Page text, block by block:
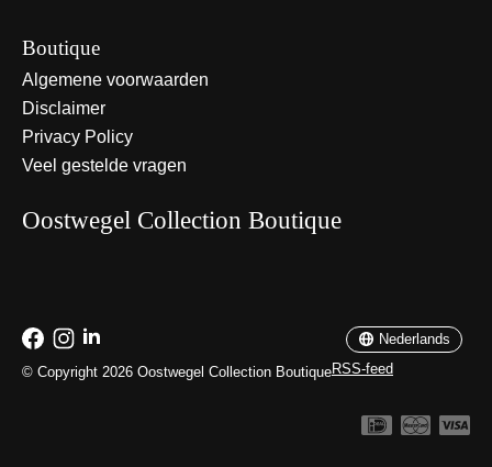
Boutique
Algemene voorwaarden
Disclaimer
Privacy Policy
Veel gestelde vragen
Oostwegel Collection Boutique
© Copyright 2026 Oostwegel Collection BoutiqueRSS-feed
Nederlands